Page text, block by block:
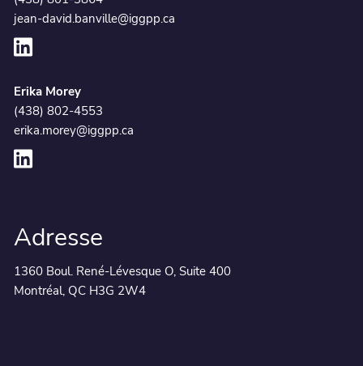
jean-david.banville@iggpp.ca
Erika Morey
(438) 802-4553
erika.morey@iggpp.ca
Adresse
1360 Boul. René-Lévesque O, Suite 400
Montréal, QC H3G 2W4